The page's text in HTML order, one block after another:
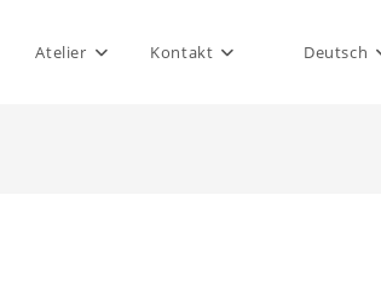
Atelier Kontakt Deutsch